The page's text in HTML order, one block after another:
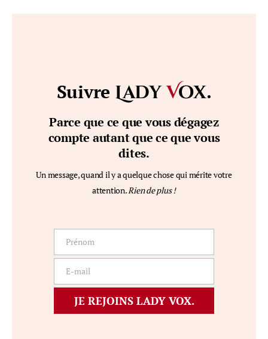
Suivre LadyVox.
Parce que ce que vous dégagez
compte autant que ce que vous
dites.
Un message, quand il y a quelque chose qui mérite votre
attention.Rien de plus !
Prénom
Prénom
mail
E-mail
JE REJOINS LADY VOX.